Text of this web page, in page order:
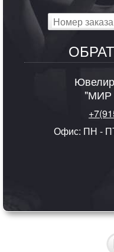
"МИР
Офис: ПН -